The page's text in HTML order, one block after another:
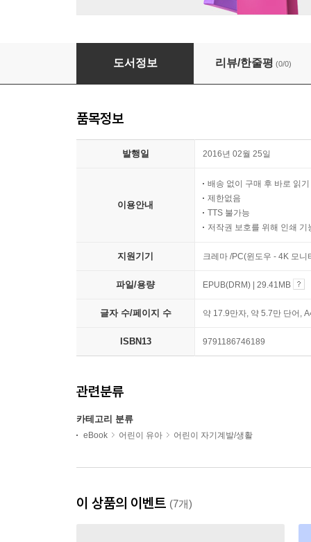
꺼꾸리의 어린이 안전 백과
도서정보 리뷰/한줄평 (0/0)
품목정보
발행일 2016년 02월 25일
이용안내
배송 없이 구매 후 바로 읽기
제한없음
TTS 불가능
저작권 보호를 위해 인쇄 기
지원기기 크레마 /PC(윈도우 - 4K 모
파일/용량 EPUB(DRM) | 29.41MB
글자 수/페이지 수 약 17.9만자, 약 5.7만 단어,
ISBN13 9791186746189
관련분류
카테고리 분류
eBook 어린이 유아 어린이 자기계발/생활
이 상품의 이벤트 (7개)